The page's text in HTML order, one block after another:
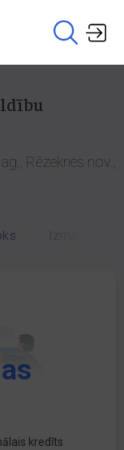
Rēzeknes nov.,
kredīts